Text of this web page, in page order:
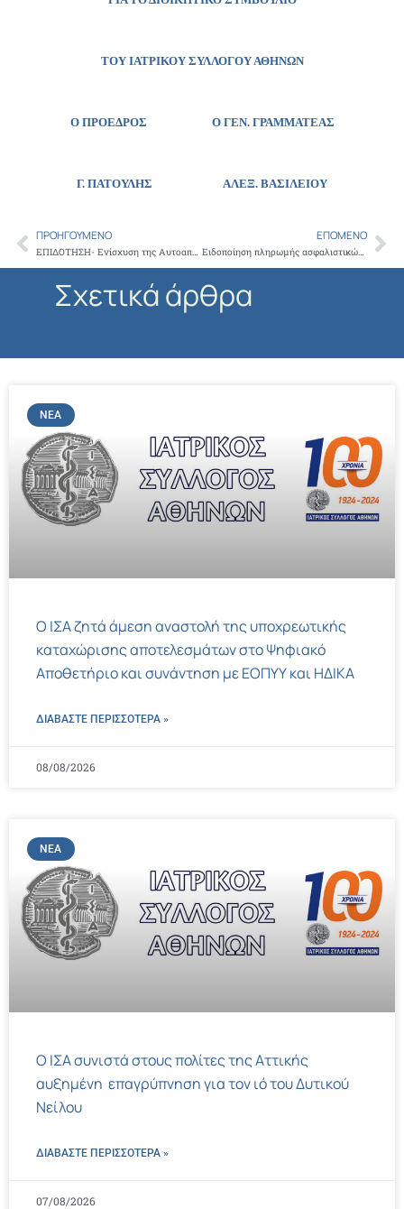
ΤΟΥ ΙΑΤΡΙΚΟΥ ΣΥΛΛΟΓΟΥ ΑΘΗΝΩΝ
Ο ΠΡΟΕΔΡΟΣ Ο ΓΕΝ. ΓΡΑΜΜΑΤΕΑΣ
Γ. ΠΑΤΟΥΛΗΣ ΑΛΕΞ. ΒΑΣΙΛΕΙΟΥ
Prev
ΠΡΟΗΓΟΎΜΕΝΟ
ΕΠΙΔΟΤΗΣΗ- Ενίσχυση της Αυτοαπασχόλησης Πτυχιούχων Τριτοβάθμιας Εκπαίδευσης
ΕΠΌΜΕΝΟ
Ειδοποίηση πληρωμής ασφαλιστικών εισφορών
Σχετικά άρθρα
ΝΈΑ
Ο ΙΣΑ ζητά άμεση αναστολή της υποχρεωτικής
καταχώρισης αποτελεσμάτων στο Ψηφιακό
Αποθετήριο και συνάντηση με ΕΟΠΥΥ και ΗΔΙΚΑ
ΔΙΑΒΑΣΤΕ ΠΕΡΙΣΣΌΤΕΡΑ »
08/08/2026
ΝΈΑ
Ο ΙΣΑ συνιστά στους πολίτες της Αττικής
αυξημένη επαγρύπνηση για τον ιό του Δυτικού
Νείλου
ΔΙΑΒΑΣΤΕ ΠΕΡΙΣΣΌΤΕΡΑ »
07/08/2026